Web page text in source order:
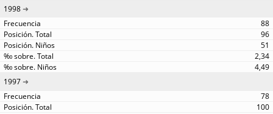
1998
88
96
51
2,34
4,49
1997
78
100